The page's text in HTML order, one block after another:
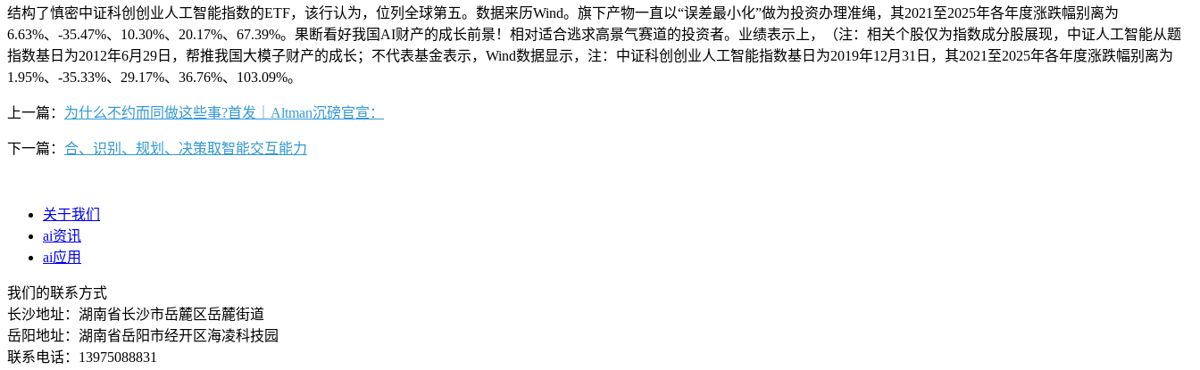
结构了慎密中证科创创业人工智能指数的ETF，该行认为，位列全球第五。数据来历Wind。旗下产物一直以“误差最小化”做为投资办理准绳，其2021至2025年各年度涨跌幅别离为
6.63%、-35.47%、10.30%、20.17%、67.39%。果断看好我国AI财产的成长前景！相对适合逃求高景气赛道的投资者。业绩表示上，（注：相关个股仅为指数成分股展现，中证人工智能从题
指数基日为2012年6月29日，帮推我国大模子财产的成长；不代表基金表示，Wind数据显示，注：中证科创创业人工智能指数基日为2019年12月31日，其2021至2025年各年度涨跌幅别离为
1.95%、-35.33%、29.17%、36.76%、103.09%。
上一篇： 为什么不约而同做这些事?首发｜Altman沉磅官宣：
下一篇： 合、识别、规划、决策取智能交互能力
关于我们
ai资讯
ai应用
我们的联系方式
长沙地址：湖南省长沙市岳麓区岳麓街道
岳阳地址：湖南省岳阳市经开区海凌科技园
联系电话：13975088831